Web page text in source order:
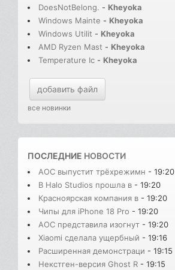
DoesNotBelong. - Kheyoka
Windows Mainte - Kheyoka
Windows Utilit - Kheyoka
AMD Ryzen Mast - Kheyoka
Temperature Ic - Kheyoka
добавить файл
все новинки
ПОСЛЕДНИЕ НОВОСТИ
AOC выпустит трёхрежимн - 19:20
В Halo Studios прошла в - 19:20
Красноярская компания в - 19:20
Чипы для iPhone 18 Pro - 19:20
AOC представила изогнут - 19:20
Xiaomi сделала ущербный - 19:16
Расширенная демонстраци - 19:15
Некстген-версия Ghost R - 19:15